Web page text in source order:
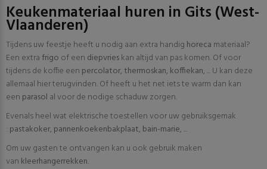
Keukenmateriaal huren in Gits (West-
Vlaanderen)
Tijdens uw feestje heeft u nodig aan extra handig horeca materiaal?
Een extrafrigo of een diepvrieskan altijd van pas komen. Of voor
tijdens de koffie een percolator, thermoskan, koffiekan, ... U kan deze
allemaal hier terugvinden. Of heeft u het net iets te warm dan kan
een parasol al voor de nodige schaduw zorgen.
Evenals heel wat elektrische toestellen voor uw gebruiksgemak
: pastakoker, pannenkoekenbakplaat, bain-marie, ...
Om uw gasten te ontvangen kan u ook gebruik maken
van kleerhangerrekken.